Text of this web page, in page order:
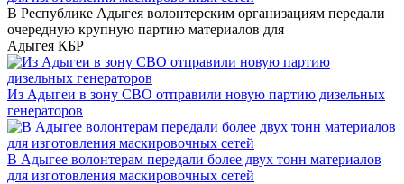
В Республике Адыгея волонтерским организациям передали
очередную крупную партию материалов для
Адыгея КБР
Из Адыгеи в зону СВО отправили новую партию дизельных
генераторов
В Адыгее волонтерам передали более двух тонн материалов
для изготовления маскировочных сетей